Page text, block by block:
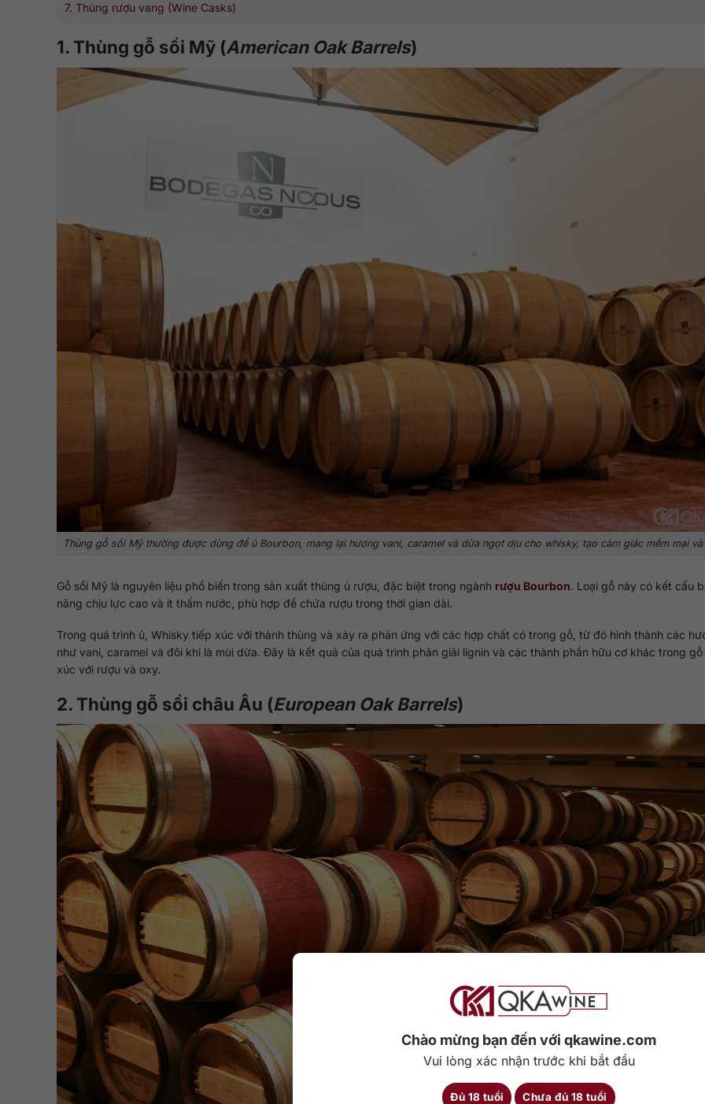
Chào mừng bạn đến với qkawine.com
Vui lòng xác nhận trước khi bắt đầu
Đủ 18 tuổi Chưa đủ 18 tuổi
7. Thùng rượu vang (Wine Casks)
1. Thùng gỗ sồi Mỹ (American Oak Barrels)
Thùng gỗ sồi Mỹ thường được dùng để ủ Bourbon, mang lại hương vani, caramel và dừa ngọt dịu cho whisky, tạo cảm giác mềm mại và
Gỗ sồi Mỹ là nguyên liệu phổ biến trong sản xuất thùng ủ rượu, đặc biệt trong ngành rượu Bourbon. Loại gỗ này có kết cấu
năng chịu lực cao và ít thấm nước, phù hợp để chứa rượu trong thời gian dài.
Trong quá trình ủ, Whisky tiếp xúc với thành thùng và xảy ra phản ứng với các hợp chất có trong gỗ, từ đó hình thành các
như vani, caramel và đôi khi là mùi dừa. Đây là kết quả của quá trình phân giải lignin và các thành phần hữu cơ khác trong
xúc với rượu và oxy.
2. Thùng gỗ sồi châu Âu (European Oak Barrels)